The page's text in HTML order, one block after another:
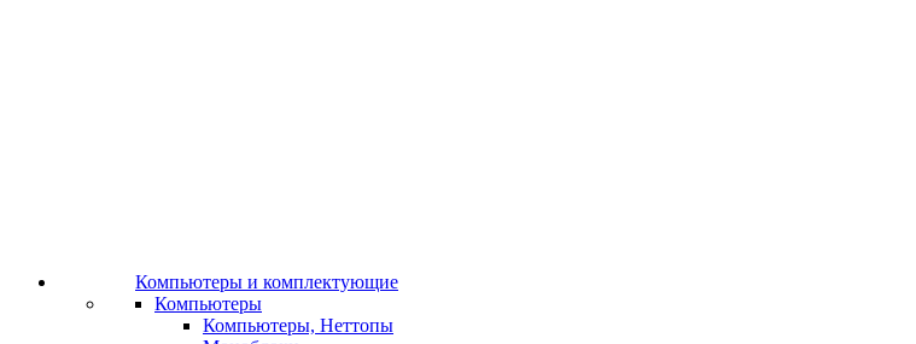
Компьютеры и комплектующие
Компьютеры
Компьютеры, Неттопы